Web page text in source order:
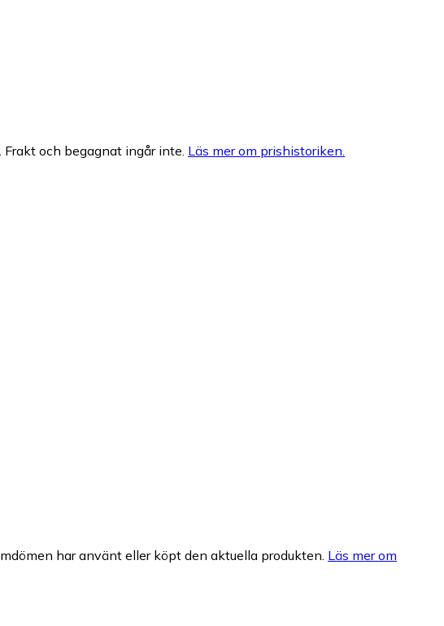
och begagnat ingår inte. Läs mer om prishistoriken.
har använt eller köpt den aktuella produkten. Läs mer om